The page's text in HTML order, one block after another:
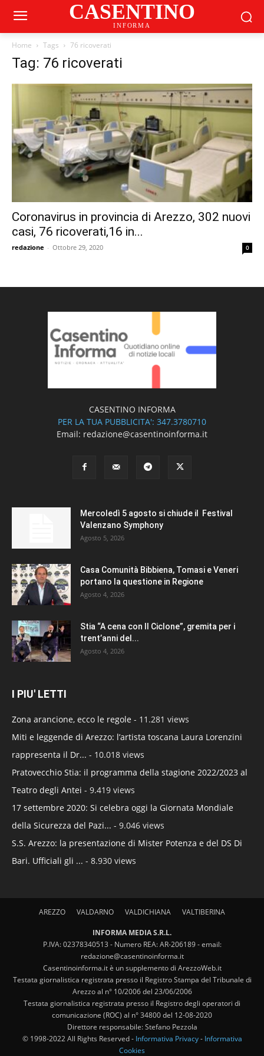
CASENTINO
INFORMA
Home Tags 76 ricoverati
Tag: 76 ricoverati
Coronavirus in provincia di Arezzo, 302 nuovi
casi, 76 ricoverati,16 in...
redazione - Ottobre 29, 2020 0
CASENTINO INFORMA
PER LA TUA PUBBLICITA': 347.3780710
Email: redazione@casentinoinforma.it
Mercoledì 5 agosto si chiude il Festival
Valenzano Symphony
Agosto 5, 2026
Casa Comunità Bibbiena, Tomasi e Veneri
portano la questione in Regione
Agosto 4, 2026
Stia “A cena con Il Ciclone”, gremita per i
trent’anni del...
Agosto 4, 2026
I PIU' LETTI
Zona arancione, ecco le regole - 11.281 views
Miti e leggende di Arezzo: l’artista toscana Laura Lorenzini
rappresenta il Dr... - 10.018 views
Pratovecchio Stia: il programma della stagione 2022/2023 al
Teatro degli Antei - 9.419 views
17 settembre 2020: Si celebra oggi la Giornata Mondiale
della Sicurezza del Pazi... - 9.046 views
S.S. Arezzo: la presentazione di Mister Potenza e del DS Di
Bari. Ufficiali gli ... - 8.930 views
AREZZO VALDARNO VALDICHIANA VALTIBERINA
INFORMA MEDIA S.R.L.
P.IVA: 02378340513 - Numero REA: AR-206189 - email:
redazione@casentinoinforma.it
Casentinoinforma.it è un supplemento di ArezzoWeb.it
Testata giornalistica registrata presso il Registro Stampa del Tribunale di
Arezzo al n° 10/2006 del 23/06/2006
Testata giornalistica registrata presso il Registro degli operatori di
comunicazione (ROC) al n° 34800 del 12-08-2020
Direttore responsabile: Stefano Pezzola
© 1998-2022 All Rights Reserved - Informativa Privacy- Informativa
Cookies